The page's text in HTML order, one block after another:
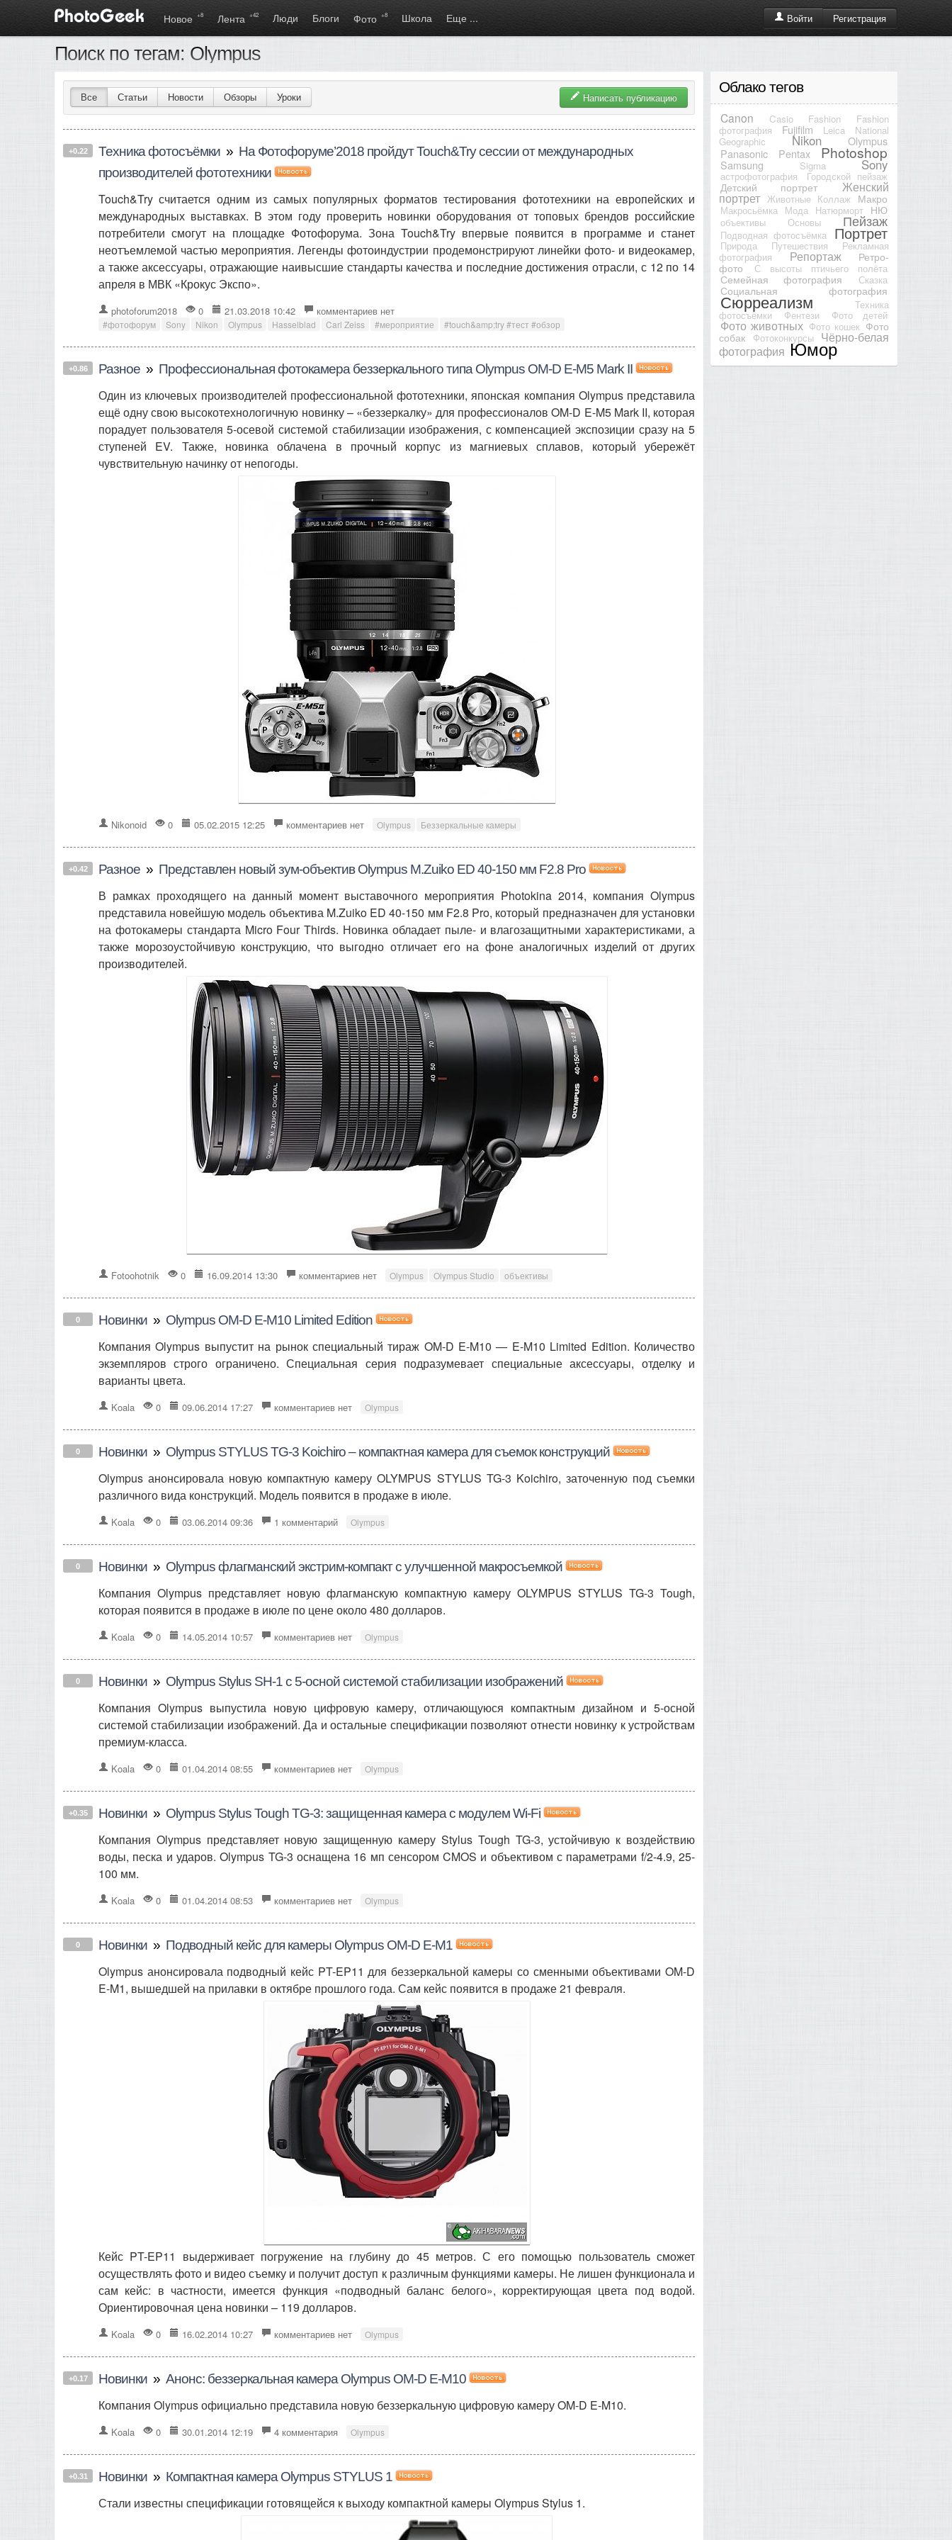
Войти Регистрация
Новое +8 Лента +42 Люди Блоги Фото +8 Школа Еще ...
Поиск по тегам: Olympus
Написать публикацию
Все Статьи Новости Обзоры Уроки
+0.22 Техника фотосъёмки » На Фотофоруме’2018 пройдут Touch&Try сессии от международных
производителей фототехники
Touch&Try считается одним из самых популярных форматов тестирования фототехники на европейских и
международных выставках. В этом году проверить новинки оборудования от топовых брендов российские
потребители смогут на площадке Фотофорума. Зона Touch&Try впервые появится в программе и станет
неотъемлемой частью мероприятия. Легенды фотоиндустрии продемонстрируют линейки фото- и видеокамер,
а также аксессуары, отражающие наивысшие стандарты качества и последние достижения отрасли, с 12 по 14
апреля в МВК «Крокус Экспо».
photoforum2018 0 21.03.2018 10:42 комментариев нет
#фотофорум Sony Nikon Olympus Hasselblad Carl Zeiss #мероприятие #touch&amp;try #тест #обзор
+0.86 Разное » Профессиональная фотокамера беззеркального типа Olympus OM-D E-M5 Mark II
Один из ключевых производителей профессиональной фототехники, японская компания Olympus представила
ещё одну свою высокотехнологичную новинку – «беззеркалку» для профессионалов OM-D E-M5 Mark II, которая
порадует пользователя 5-осевой системой стабилизации изображения, с компенсацией экспозиции сразу на 5
ступеней EV. Также, новинка облачена в прочный корпус из магниевых сплавов, который убережёт
чувствительную начинку от непогоды.
Nikonoid 0 05.02.2015 12:25 комментариев нет Olympus Беззеркальные камеры
+0.42 Разное » Представлен новый зум-объектив Olympus M.Zuiko ED 40-150 мм F2.8 Pro
В рамках проходящего на данный момент выставочного мероприятия Photokina 2014, компания Olympus
представила новейшую модель объектива M.Zuiko ED 40-150 мм F2.8 Pro, который предназначен для установки
на фотокамеры стандарта Micro Four Thirds. Новинка обладает пыле- и влагозащитными характеристиками, а
также морозоустойчивую конструкцию, что выгодно отличает его на фоне аналогичных изделий от других
производителей.
Fotoohotnik 0 16.09.2014 13:30 комментариев нет Olympus Olympus Studio объективы
0 Новинки » Olympus OM-D E-M10 Limited Edition
Компания Olympus выпустит на рынок специальный тираж OM-D E-M10 — E-M10 Limited Edition. Количество
экземпляров строго ограничено. Специальная серия подразумевает специальные аксессуары, отделку и
варианты цвета.
Koala 0 09.06.2014 17:27 комментариев нет Olympus
0 Новинки » Olympus STYLUS TG-3 Koichiro – компактная камера для съемок конструкций
Olympus анонсировала новую компактную камеру OLYMPUS STYLUS TG-3 Koichiro, заточенную под съемки
различного вида конструкций. Модель появится в продаже в июле.
Koala 0 03.06.2014 09:36 1 комментарий Olympus
0 Новинки » Olympus флагманский экстрим-компакт с улучшенной макросъемкой
Компания Olympus представляет новую флагманскую компактную камеру OLYMPUS STYLUS TG-3 Tough,
которая появится в продаже в июле по цене около 480 долларов.
Koala 0 14.05.2014 10:57 комментариев нет Olympus
0 Новинки » Olympus Stylus SH-1 с 5-осной системой стабилизации изображений
Компания Olympus выпустила новую цифровую камеру, отличающуюся компактным дизайном и 5-осной
системой стабилизации изображений. Да и остальные спецификации позволяют отнести новинку к устройствам
премиум-класса.
Koala 0 01.04.2014 08:55 комментариев нет Olympus
+0.35 Новинки » Olympus Stylus Tough TG-3: защищенная камера с модулем Wi-Fi
Компания Olympus представляет новую защищенную камеру Stylus Tough TG-3, устойчивую к воздействию
воды, песка и ударов. Olympus TG-3 оснащена 16 мп сенсором CMOS и объективом с параметрами f/2-4.9, 25-
100 мм.
Koala 0 01.04.2014 08:53 комментариев нет Olympus
0 Новинки » Подводный кейс для камеры Olympus OM-D E-M1
Olympus анонсировала подводный кейс PT-EP11 для беззеркальной камеры со сменными объективами OM-D
E-M1, вышедшей на прилавки в октябре прошлого года. Сам кейс появится в продаже 21 февраля.
Кейс PT-EP11 выдерживает погружение на глубину до 45 метров. С его помощью пользователь сможет
осуществлять фото и видео съемку и получит доступ к различным функциями камеры. Не лишен функционала и
сам кейс: в частности, имеется функция «подводный баланс белого», корректирующая цвета под водой.
Ориентировочная цена новинки – 119 долларов.
Koala 0 16.02.2014 10:27 комментариев нет Olympus
+0.17 Новинки » Анонс: беззеркальная камера Olympus OM-D E-M10
Компания Olympus официально представила новую беззеркальную цифровую камеру OM-D E-M10.
Koala 0 30.01.2014 12:19 4 комментария Olympus
+0.31 Новинки » Компактная камера Olympus STYLUS 1
Стали известны спецификации готовящейся к выходу компактной камеры Olympus Stylus 1.
Облако тегов
Canon Casio Fashion
Fashion
фотография
Fujifilm Leica
National
Geographic
Nikon
Olympus
Panasonic
Pentax Photoshop
Samsung Sigma Sony
астрофотография Городской пейзаж
Детский портрет Женский
портрет Животные Коллаж Макро
Макросьёмка Мода Натюрморт НЮ
объективы Основы Пейзаж
Подводная фотосъёмка Портрет
Природа Путешествия
Рекламная
фотография
Репортаж Ретро-
фото С высоты птичьего полёта
Семейная фотография Сказка
Социальная фотография
Сюрреализм Техника
фотосъёмки Фентези Фото детей
Фото животных Фото кошек Фото
собак Фотоконкурсы
Чёрно-белая
фотография Юмор